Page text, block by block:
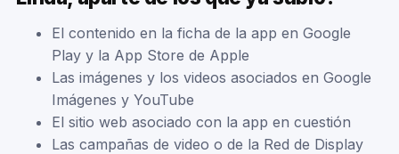
El contenido en la ficha de la app en Google
Play y la App Store de Apple
Las imágenes y los videos asociados en Google
Imágenes y YouTube
El sitio web asociado con la app en cuestión
Las campañas de video o de la Red de Display